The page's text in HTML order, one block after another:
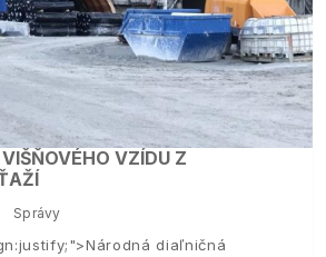
VZÍDU Z
Správy
diaľničná